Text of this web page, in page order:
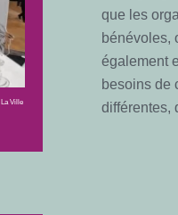
La Ville
que les
bénévoles,
également
besoins de
différentes,